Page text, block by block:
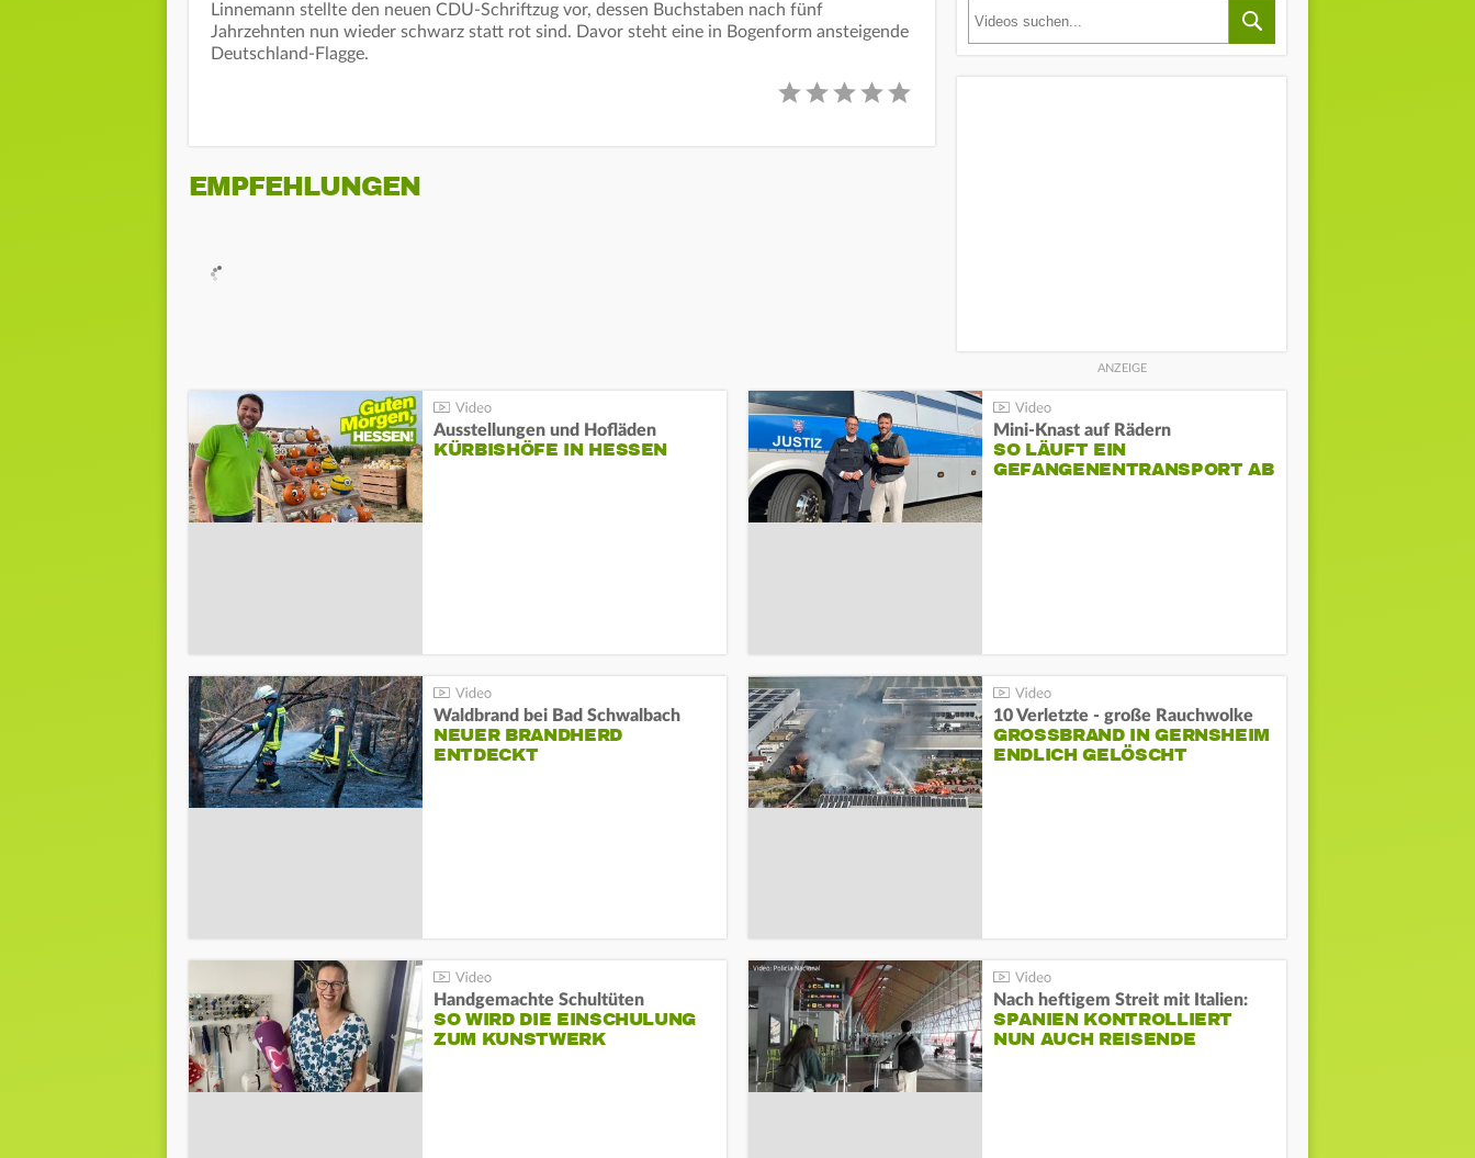
Linnemann stellte den neuen CDU-Schriftzug vor, dessen Buchstaben nach fünf
Jahrzehnten nun wieder schwarz statt rot sind. Davor steht eine in Bogenform ansteigende
Deutschland-Flagge.
EMPFEHLUNGEN
Ausstellungen und Hofläden
KÜRBISHÖFE IN HESSEN
Mini-Knast auf Rädern
SO LÄUFT EIN
GEFANGENENTRANSPORT AB
Waldbrand bei Bad Schwalbach
NEUER BRANDHERD
ENTDECKT
10 Verletzte - große Rauchwolke
GROSSBRAND IN GERNSHEIM E
NDLICH GELÖSCHT
Handgemachte Schultüten
SO WIRD DIE EINSCHULUNG
ZUM KUNSTWERK
Nach heftigem Streit mit Italien:
SPANIEN KONTROLLIERT
NUN AUCH REISENDE